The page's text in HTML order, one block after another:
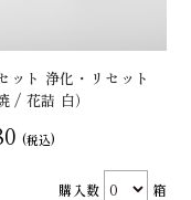
ット 浄化・リセット
/ 花詰 白）
(税込)
購入数 箱